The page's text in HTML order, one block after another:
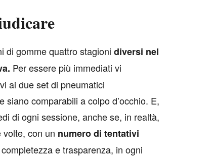
di gomme quattro stagioni diversi nel
Per essere più immediati vi
ai due set di pneumatici
comparabili a colpo d’occhio. E,
di ogni sessione, anche se, in realtà,
con un numero di tentativi
e trasparenza, in ogni